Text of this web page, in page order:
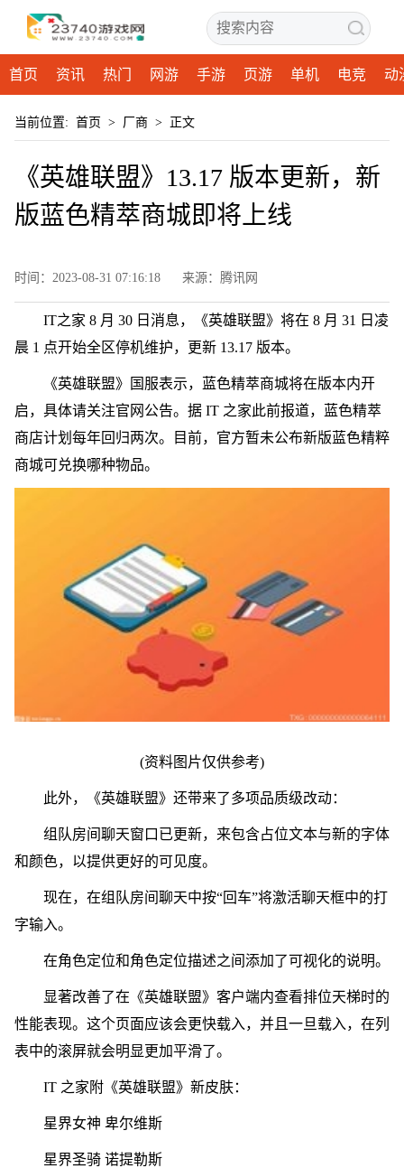
首页 资讯 热门 网游 手游 页游 单机 电竞 动
当前位置: 首页 > 厂商 > 正文
《英雄联盟》13.17 版本更新，新
版蓝色精萃商城即将上线
时间：2023-08-31 07:16:18 来源：腾讯网
IT之家 8 月 30 日消息，《英雄联盟》将在 8 月 31 日凌
晨 1 点开始全区停机维护，更新 13.17 版本。
《英雄联盟》国服表示，蓝色精萃商城将在版本内开
启，具体请关注官网公告。据 IT 之家此前报道，蓝色精萃
商店计划每年回归两次。目前，官方暂未公布新版蓝色精粹
商城可兑换哪种物品。
(资料图片仅供参考)
此外，《英雄联盟》还带来了多项品质级改动：
组队房间聊天窗口已更新，来包含占位文本与新的字体
和颜色，以提供更好的可见度。
现在，在组队房间聊天中按“回车”将激活聊天框中的打
字输入。
在角色定位和角色定位描述之间添加了可视化的说明。
显著改善了在《英雄联盟》客户端内查看排位天梯时的
性能表现。这个页面应该会更快载入，并且一旦载入，在列
表中的滚屏就会明显更加平滑了。
IT 之家附《英雄联盟》新皮肤：
星界女神 卑尔维斯
星界圣骑 诺提勒斯